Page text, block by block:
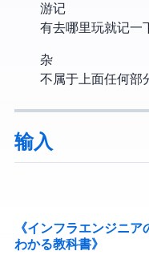
游记
有去哪里玩就记一
杂
不属于上面任何部
输入
《インフラエンジニア
わかる教科書》